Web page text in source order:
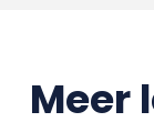
Meer